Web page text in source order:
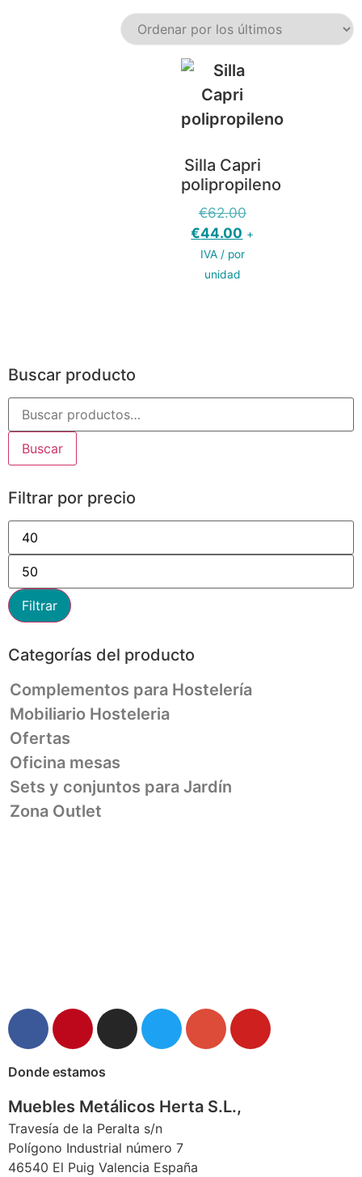
Buscar producto
Buscar
Filtrar por precio
Filtrar
Categorías del producto
Complementos para Hostelería
Mobiliario Hosteleria
Ofertas
Oficina mesas
Sets y conjuntos para Jardín
Zona Outlet
Silla Capri
polipropileno
€62.00
€44.00 +
IVA / por
unidad
Donde estamos
Muebles Metálicos Herta S.L.,
Travesía de la Peralta s/n
Polígono Industrial número 7
46540 El Puig Valencia España